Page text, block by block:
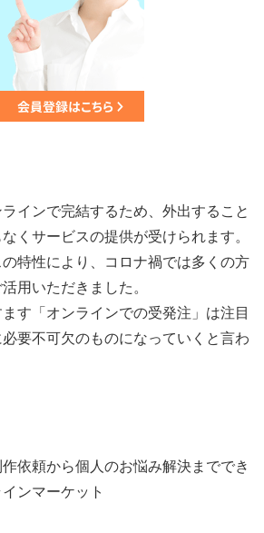
ラインで完結するため、外出すること
くサービスの提供が受けられます。
特性により、コロナ禍では多くの方
用いただきました。
す「オンラインでの受発注」は注目
要不可欠のものになっていくと言わ
依頼から個人のお悩み解決まででき
ンマーケット